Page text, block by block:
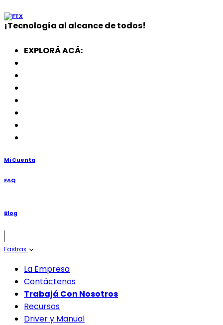
¡Tecnología al alcance de todos!
EXPLORÁ ACÁ:
Mi Cuenta
FAQ
Blog
Fastrax
La Empresa
Contáctenos
Trabajá Con Nosotros
Recursos
Driver y Manual